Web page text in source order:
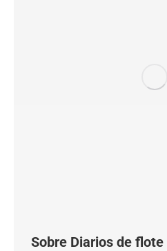
Sobre Diarios de flote